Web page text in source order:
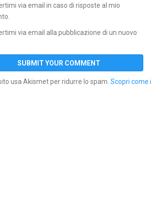
via email in caso di risposte al mio
via email alla pubblicazione di un nuovo
usa Akismet per ridurre lo spam. Scopri come